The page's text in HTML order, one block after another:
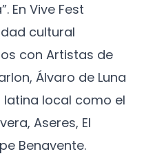
En Vive Fest
cultural
con Artistas de
Álvaro de Luna
local como el
Aseres, El
Benavente.